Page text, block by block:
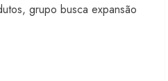
grupo busca expansão